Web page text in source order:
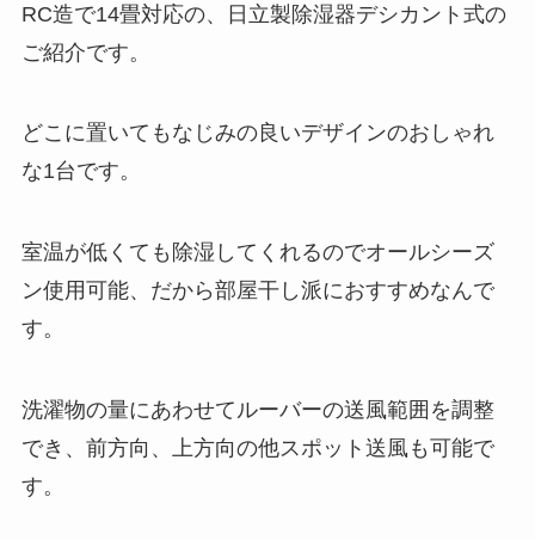
RC造で14畳対応の、日立製除湿器デシカント式の
ご紹介です。
どこに置いてもなじみの良いデザインのおしゃれ
な1台です。
室温が低くても除湿してくれるのでオールシーズ
ン使用可能、だから部屋干し派におすすめなんで
す。
洗濯物の量にあわせてルーバーの送風範囲を調整
でき、前方向、上方向の他スポット送風も可能で
す。